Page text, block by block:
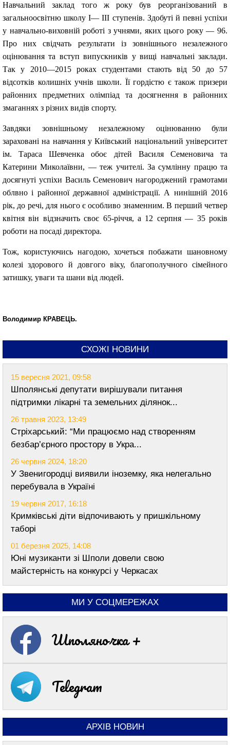
Навчальний заклад того ж року був реорганізований в
загальноосвітню школу І— ІІІ ступенів. Здобуті й певні успіхи
у навчально-виховній роботі з учнями, яких цього року — 96.
Про них свідчать результати із зовнішнього незалежного
оцінювання та вступ випускників у вищі навчальні заклади.
Так у 2010—2015 роках студентами стають від 50 до 57
відсотків колишніх учнів школи. Її гордістю є також призери
районних предметних олімпіад та досягнення в районних
змаганнях з різних видів спорту.
Завдяки зовнішньому незалежному оцінюванню були
зараховані на навчання у Київський національний університет
ім. Тараса Шевченка обоє дітей Василя Семеновича та
Катерини Миколаївни, — теж учителі. За сумлінну працю та
досягнуті успіхи Василь Семенович нагороджений грамотами
облвно і районної державної адміністрації. А нинішній 2016
рік, до речі, для нього є особливо знаменним. В перший четвер
квітня він відзначить своє 65-річчя, а 12 серпня — 35 років
роботи на посаді директора.
Тож, користуючись нагодою, хочеться побажати шановному
колезі здорового й довгого віку, благополучного сімейного
затишку, уваги та шани від людей.
Володимир КРАВЕЦЬ.
СХОЖІ НОВИНИ
15 вересня 2021, 09:58
Шполянські депутати вирішували питання
підтримки лікарні та земельних ділянок...
26 травня 2023, 13:49
Стріхарський: “Ми працюємо над створенням
безбар’єрного простору в Укра...
26 червня 2024, 18:20
У Звенигородці виявили іноземку, яка нелегально
перебувала в Україні
19 червня 2017, 16:18
Кримківські діти відпочивають у пришкільному
таборі
01 березня 2025, 14:08
Юні музиканти зі Шполи довели свою
майстерність на конкурсі у Черкасах
МИ У СОЦМЕРЕЖАХ
Шполяночка +
Telegram
АРХІВ НОВИН